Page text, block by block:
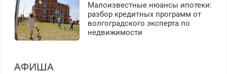
Малоизвестные нюансы ипотеки:
разбор кредитных программ от
волгоградского эксперта по
недвижимости
АФИША